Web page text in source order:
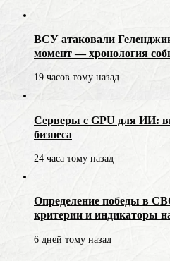
ВСУ атаковали
момент — хронология
19 часов тому назад
Серверы с GPU для ИИ:
бизнеса
24 часа тому назад
Определение победы в
критерии и индикаторы
6 дней тому назад